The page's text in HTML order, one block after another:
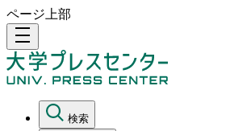
ページ上部
density_medium
検索